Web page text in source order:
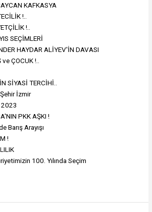
KAFKASYA
!..
!..
SEÇİMLERİ
HAYDAR ALİYEV'İN DAVASI
ÇOCUK !..
SİYASİ TERCİHİ..
İzmir
2023
PKK AŞKI !
Barış Arayışı
!
100. Yılında Seçim